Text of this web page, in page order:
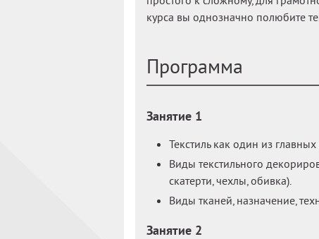
курса вы однозначно полюбите
Программа
Занятие 1
Текстиль как один из
Виды текстильного
скатерти, чехлы, обивка).
Виды тканей, назначение,
Занятие 2